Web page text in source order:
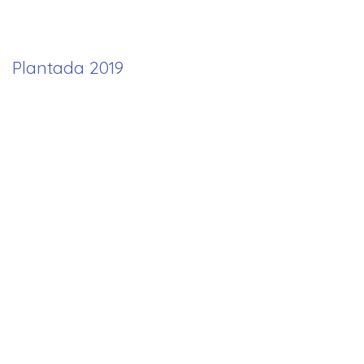
Plantada 2019